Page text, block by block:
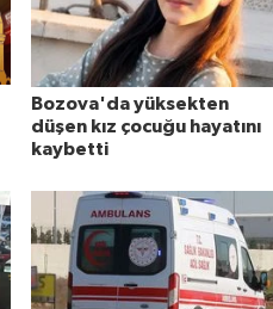
Bozova'da yüksekten
düşen kız çocuğu hayatını
kaybetti